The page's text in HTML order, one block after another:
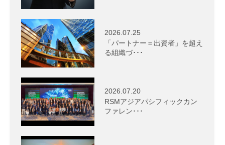
2026.07.25
「パートナー＝出資者」を超え
る組織づ･･･
2026.07.20
RSMアジアパシフィックカン
ファレン･･･